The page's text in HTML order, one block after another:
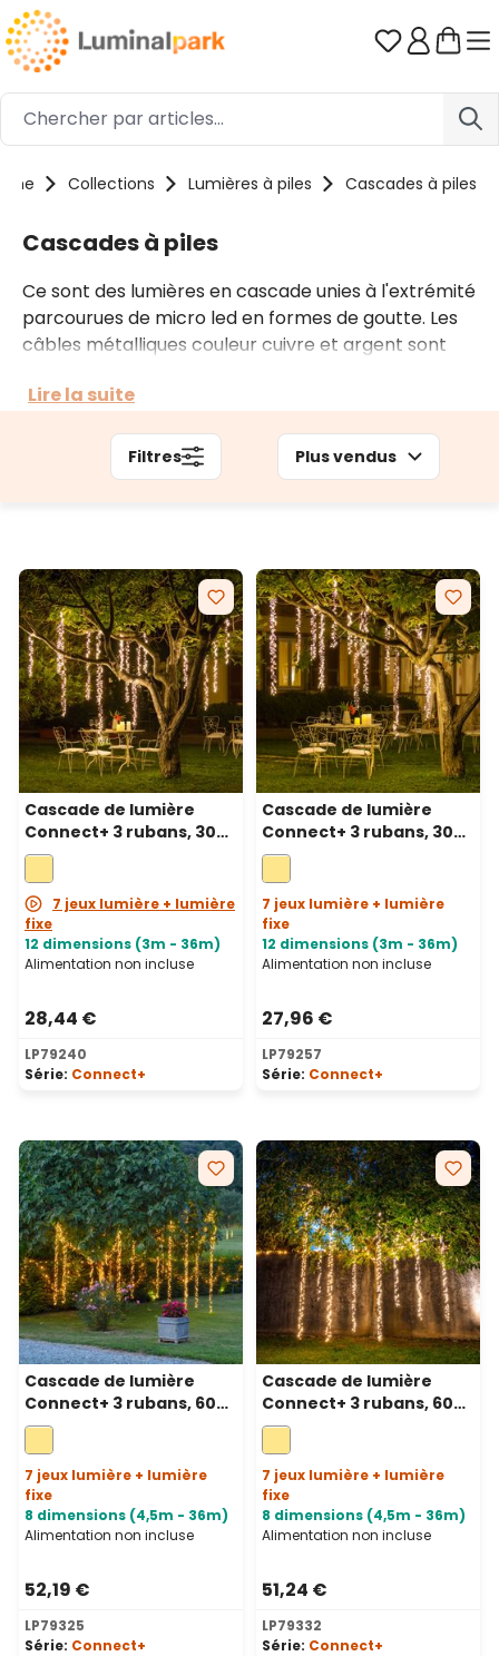
Passer au contenu principal Vous avez
Collections Lumières à piles Cascades à piles
Cascades à piles
Ce sont des lumières en cascade unies à l'extrémité
parcourues de micro led en formes de goutte. Les
câbles métalliques couleur cuivre et argent sont
forme que vous voulez. En ligne vous trouverez des
de diverses longueurs pour l'extérieur.
Lire la suite
Filtres Plus vendus
Cascade de lumière
Connect+ 3 rubans, 300
led blanc chaud, câble
transparent,
prolongeable
7 jeux lumière + lumière
fixe
12 dimensions (3m - 36m)
Alimentation non incluse
28,44 €
LP79240
Série: Connect+
Cascade de lumière
Connect+ 3 rubans, 300
led blanc chaud, câble
vert, prolongeable
7 jeux lumière + lumière
fixe
12 dimensions (3m - 36m)
Alimentation non incluse
27,96 €
LP79257
Série: Connect+
Cascade de lumière
Connect+ 3 rubans, 600
led blanc chaud, câble
transparent,
prolongeable
7 jeux lumière + lumière
fixe
8 dimensions (4,5m - 36m)
Alimentation non incluse
52,19 €
LP79325
Série: Connect+
Cascade de lumière
Connect+ 3 rubans, 600
led blanc chaud, câble
vert, prolongeable
7 jeux lumière + lumière
fixe
8 dimensions (4,5m - 36m)
Alimentation non incluse
51,24 €
LP79332
Série: Connect+